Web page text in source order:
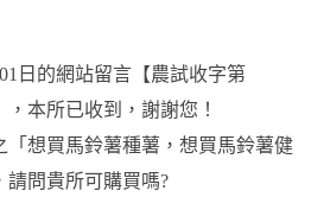
日的網站留言【農試收字第
，本所已收到，謝謝您！
「想買馬鈴薯種薯，想買馬鈴薯健
請問貴所可購買嗎?